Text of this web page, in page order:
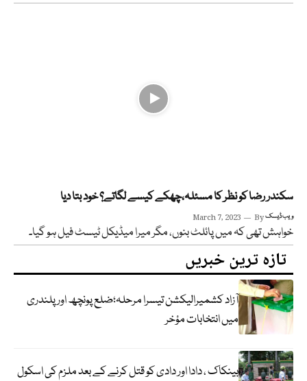
سکندر رضا کو نظر کا مسئلہ،چھکے کیسے لگاتے؟ خود بتا دیا
March 7, 2023 Byویب ڈیسک
خواہش تھی کہ میں پائلٹ بنوں، مگر میرا میڈیکل ٹیسٹ فیل ہو گیا۔
تازہ ترین خبریں
آزاد کشمیرالیکشن تیسرا مرحلہ؛ضلع پونچھ اور پلندری
میں انتخابات مؤخر
بینکاک ، دادا اور دادی کو قتل کرنے کے بعد ملزم کی اسکول